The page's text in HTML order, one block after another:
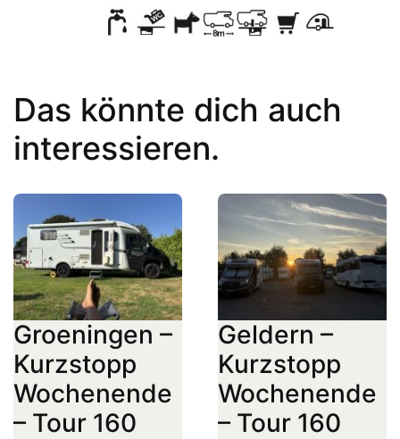
Das könnte dich auch
interessieren.
Groeningen –
Kurzstopp
Wochenende
– Tour 160
Geldern –
Kurzstopp
Wochenende
– Tour 160